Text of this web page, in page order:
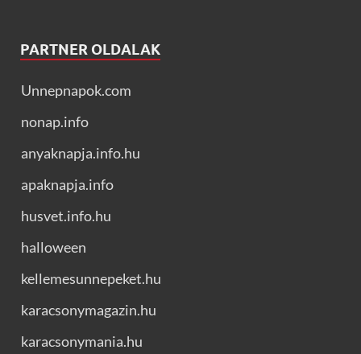
PARTNER OLDALAK
Unnepnapok.com
nonap.info
anyaknapja.info.hu
apaknapja.info
husvet.info.hu
halloween
kellemesunnepeket.hu
karacsonymagazin.hu
karacsonymania.hu